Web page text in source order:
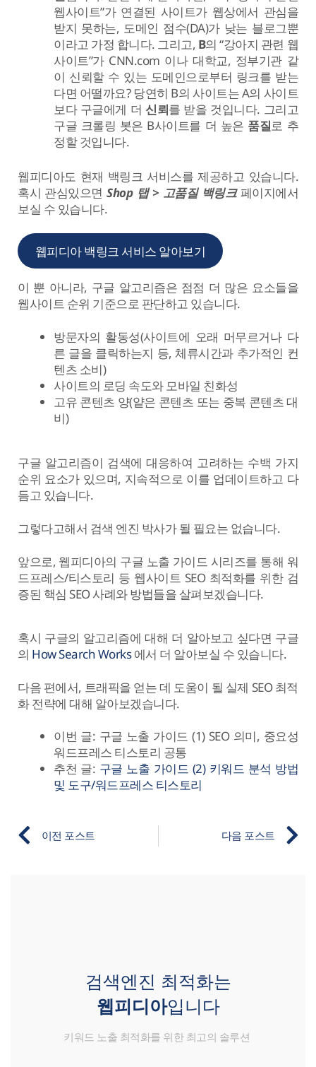
웹사이트”가 연결된 사이트가 웹상에서 관심을
받지 못하는, 도메인 점수(DA)가 낮는 블로그뿐
이라고 가정 합니다. 그리고, B의 “강아지 관련 웹
사이트”가 CNN.com 이나 대학교, 정부기관 같
이 신뢰할 수 있는 도메인으로부터 링크를 받는
다면 어떨까요? 당연히 B의 사이트는 A의 사이트
보다 구글에게 더 신뢰를 받을 것입니다. 그리고
구글 크롤링 봇은 B사이트를 더 높은 품질로 추
정할 것입니다.
웹피디아도 현재 백링크 서비스를 제공하고 있습니다.
혹시 관심있으면Shop 탭 > 고품질 백링크페이지에서
보실 수 있습니다.
웹피디아 백링크 서비스 알아보기
이 뿐 아니라, 구글 알고리즘은 점점 더 많은 요소들을
웹사이트 순위 기준으로 판단하고 있습니다.
방문자의 활동성(사이트에 오래 머무르거나 다
른 글을 클릭하는지 등, 체류시간과 추가적인 컨
텐츠 소비)
사이트의 로딩 속도와 모바일 친화성
고유 콘텐츠 양(얕은 콘텐츠 또는 중복 콘텐츠 대
비)
구글 알고리즘이 검색에 대응하여 고려하는 수백 가지
순위 요소가 있으며, 지속적으로 이를 업데이트하고 다
듬고 있습니다.
그렇다고해서 검색 엔진 박사가 될 필요는 없습니다.
앞으로, 웹피디아의 구글 노출 가이드 시리즈를 통해 워
드프레스/티스토리 등 웹사이트 SEO 최적화를 위한 검
증된 핵심 SEO 사례와 방법들을 살펴보겠습니다.
혹시 구글의 알고리즘에 대해 더 알아보고 싶다면 구글
의 How Search Works에서 더 알아보실 수 있습니다.
다음 편에서, 트래픽을 얻는 데 도움이 될 실제 SEO 최적
화 전략에 대해 알아보겠습니다.
이번 글: 구글 노출 가이드 (1) SEO 의미, 중요성
워드프레스 티스토리 공통
추천 글: 구글 노출 가이드 (2) 키워드 분석 방법
및 도구/워드프레스 티스토리
이전 포스트 다음 포스트
검색엔진 최적화는
웹피디아입니다
키워드 노출 최적화를 위한 최고의 솔루션